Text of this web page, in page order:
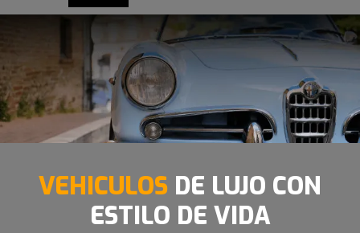
VEHICULOS DE LUJO CON
ESTILO DE VIDA